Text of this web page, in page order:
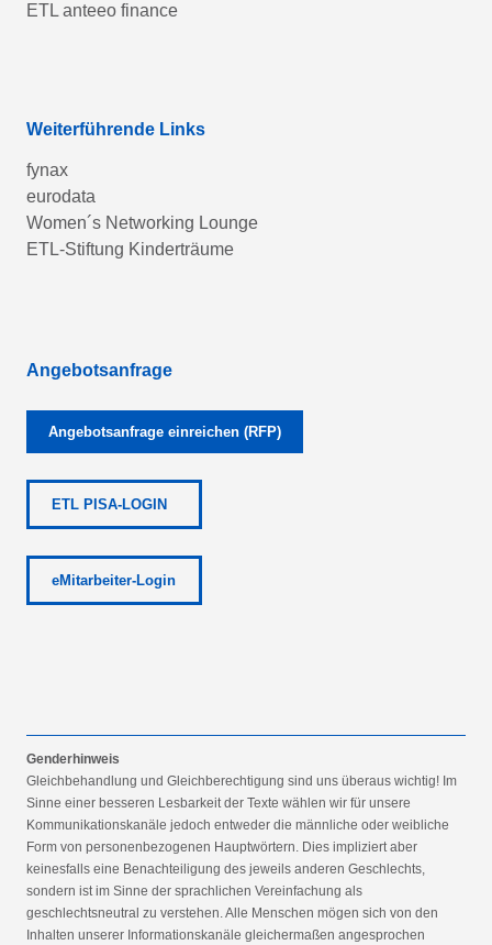
ETL anteeo finance
Weiterführende Links
fynax
eurodata
Women´s Networking Lounge
ETL-Stiftung Kinderträume
Angebotsanfrage
Angebotsanfrage einreichen (RFP)
ETL PISA-LOGIN
eMitarbeiter-Login
Genderhinweis
Gleichbehandlung und Gleichberechtigung sind uns überaus wichtig! Im
Sinne einer besseren Lesbarkeit der Texte wählen wir für unsere
Kommunikationskanäle jedoch entweder die männliche oder weibliche
Form von personenbezogenen Hauptwörtern. Dies impliziert aber
keinesfalls eine Benachteiligung des jeweils anderen Geschlechts,
sondern ist im Sinne der sprachlichen Vereinfachung als
geschlechtsneutral zu verstehen. Alle Menschen mögen sich von den
Inhalten unserer Informationskanäle gleichermaßen angesprochen